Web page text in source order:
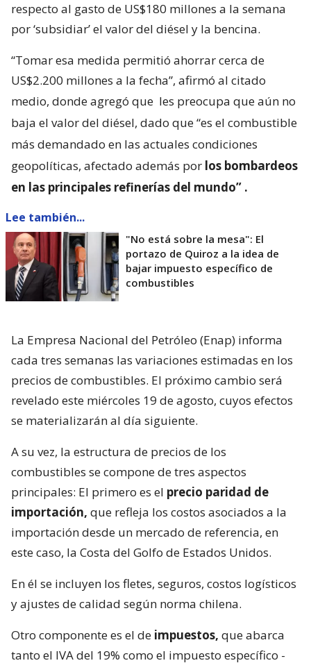
respecto al gasto de US$180 millones a la semana
por ‘subsidiar’ el valor del diésel y la bencina.
“Tomar esa medida permitió ahorrar cerca de
US$2.200 millones a la fecha”, afirmó al citado
medio, donde agregó que les preocupa que aún no
baja el valor del diésel, dado que “es el combustible
más demandado en las actuales condiciones
geopolíticas, afectado además por los bombardeos
en las principales refinerías del mundo” .
Lee también...
"No está sobre la mesa": El
portazo de Quiroz a la idea de
bajar impuesto específico de
combustibles
La Empresa Nacional del Petróleo (Enap) informa
cada tres semanas las variaciones estimadas en los
precios de combustibles. El próximo cambio será
revelado este miércoles 19 de agosto, cuyos efectos
se materializarán al día siguiente.
A su vez, la estructura de precios de los
combustibles se compone de tres aspectos
principales: El primero es el precio paridad de
importación, que refleja los costos asociados a la
importación desde un mercado de referencia, en
este caso, la Costa del Golfo de Estados Unidos.
En él se incluyen los fletes, seguros, costos logísticos
y ajustes de calidad según norma chilena.
Otro componente es el de impuestos, que abarca
tanto el IVA del 19% como el impuesto específico -